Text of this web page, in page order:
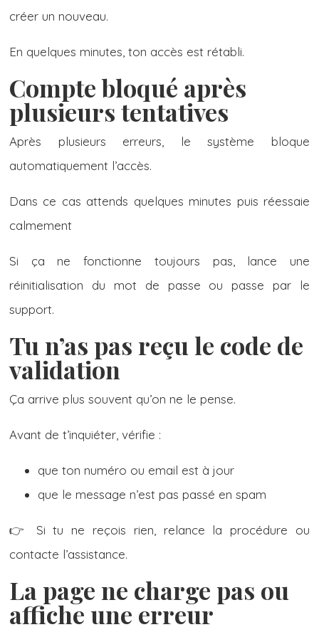
créer un nouveau.
En quelques minutes, ton accès est rétabli.
Compte bloqué après
plusieurs tentatives
Après plusieurs erreurs, le système bloque
automatiquement l’accès.
Dans ce cas attends quelques minutes puis réessaie
calmement
Si ça ne fonctionne toujours pas, lance une
réinitialisation du mot de passe ou passe par le
support.
Tu n’as pas reçu le code de
validation
Ça arrive plus souvent qu’on ne le pense.
Avant de t’inquiéter, vérifie :
que ton numéro ou email est à jour
que le message n’est pas passé en spam
👉 Si tu ne reçois rien, relance la procédure ou
contacte l’assistance.
La page ne charge pas ou
affiche une erreur